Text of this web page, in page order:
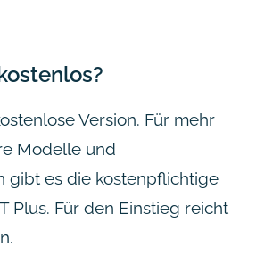
Version. Für mehr
Modelle und
gibt es die kostenpflichtige
Plus. Für den Einstieg reicht